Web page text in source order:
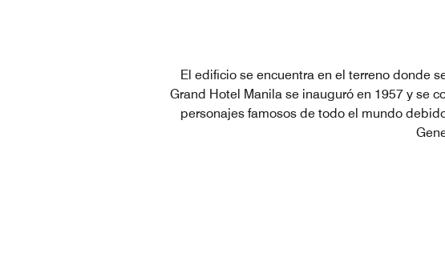
El edificio se encuentra en el terreno donde
Grand Hotel Manila se inauguró en 1957 y se
personajes famosos de todo el mundo